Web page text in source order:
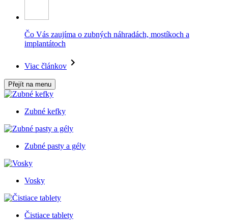
Čo Vás zaujíma o zubných náhradách, mostíkoch a
implantátoch
Viac článkov
Přejít na menu
Zubné kefky
Zubné pasty a gély
Vosky
Čistiace tablety